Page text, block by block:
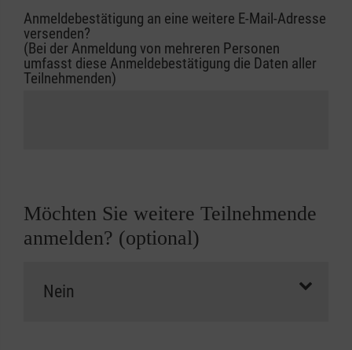
Anmeldebestätigung an eine weitere E-Mail-Adresse
versenden?
(Bei der Anmeldung von mehreren Personen
umfasst diese Anmeldebestätigung die Daten aller
Teilnehmenden)
Möchten Sie weitere Teilnehmende
anmelden? (optional)